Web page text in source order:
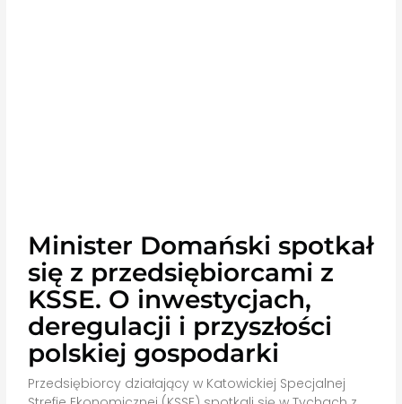
Minister Domański spotkał
się z przedsiębiorcami z
KSSE. O inwestycjach,
deregulacji i przyszłości
polskiej gospodarki
Przedsiębiorcy działający w Katowickiej Specjalnej